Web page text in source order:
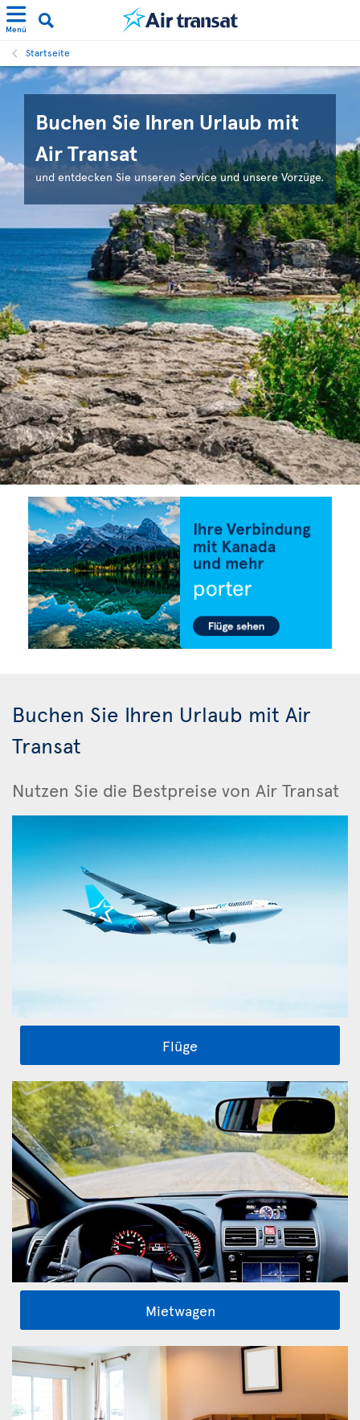
Menü
Startseite
Buchen Sie Ihren Urlaub mit
Air Transat
und entdecken Sie unseren Service und unsere Vorzüge.
Buchen Sie Ihren Urlaub mit Air
Transat
Nutzen Sie die Bestpreise von Air Transat
Flüge
Mietwagen